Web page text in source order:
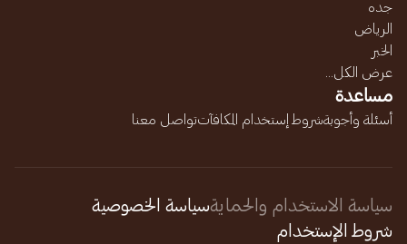
جده
الرياض
الخبر
عرض الكل...
مساعدة
أسئلة وأجوبةشروط إستخدام المكافآتتواصل معنا
سياسة الاستخدام والحمايةسياسة الخصوصية
شروط الإستخدام